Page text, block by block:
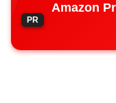
Amazon